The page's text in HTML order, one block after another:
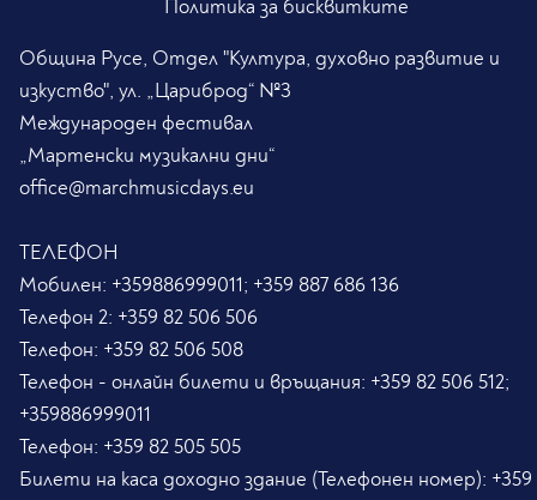
Политика за бисквитките
Община Русе, Отдел "Култура, духовно развитие и
изкуство", ул. „Цариброд“ №3
Международен фестивал
„Мартенски музикални дни“
office@marchmusicdays.eu
ТЕЛЕФОН
Мобилен: +359886999011; +359 887 686 136
Телефон 2: +359 82 506 506
Телефон: +359 82 506 508
Телефон - онлайн билети и връщания: +359 82 506 512;
+359886999011
Телефон: +359 82 505 505
Билети на каса доходно здание (Телефонен номер): +359